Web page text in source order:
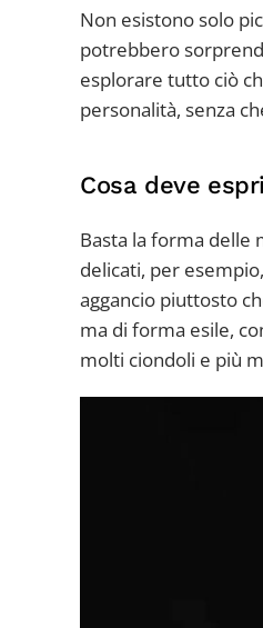
Non esistono solo
potrebbero
esplorare tutto ciò
personalità, senza
Cosa deve
Basta la forma delle
delicati, per
aggancio piuttosto
ma di forma esile,
molti ciondoli e più